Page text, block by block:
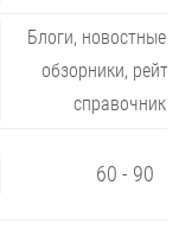
Блоги, новостные
обзорники,
справочники
60 - 90